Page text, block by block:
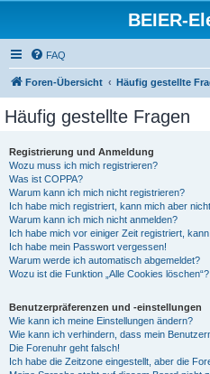
BEIER-
FAQ
Foren-Übersicht Häufig gestellte
Häufig gestellte Fragen
Registrierung und Anmeldung
Wozu muss ich mich registrieren?
Was ist COPPA?
Warum kann ich mich nicht registrieren?
Ich habe mich registriert, kann mich aber
Warum kann ich mich nicht anmelden?
Ich habe mich vor einiger Zeit registriert,
Ich habe mein Passwort vergessen!
Warum werde ich automatisch abgemeldet?
Wozu ist die Funktion „Alle Cookies löschen“?
Benutzerpräferenzen und -einstellungen
Wie kann ich meine Einstellungen ändern?
Wie kann ich verhindern, dass mein
Die Forenuhr geht falsch!
Ich habe die Zeitzone eingestellt, aber die